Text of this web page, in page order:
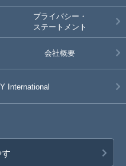
プライバシー・
ステートメント
会社概要
International